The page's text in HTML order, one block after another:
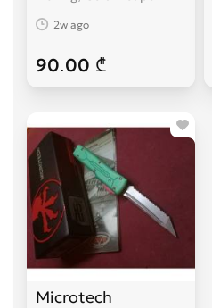
2w ago
90.00 ₾
Microtech